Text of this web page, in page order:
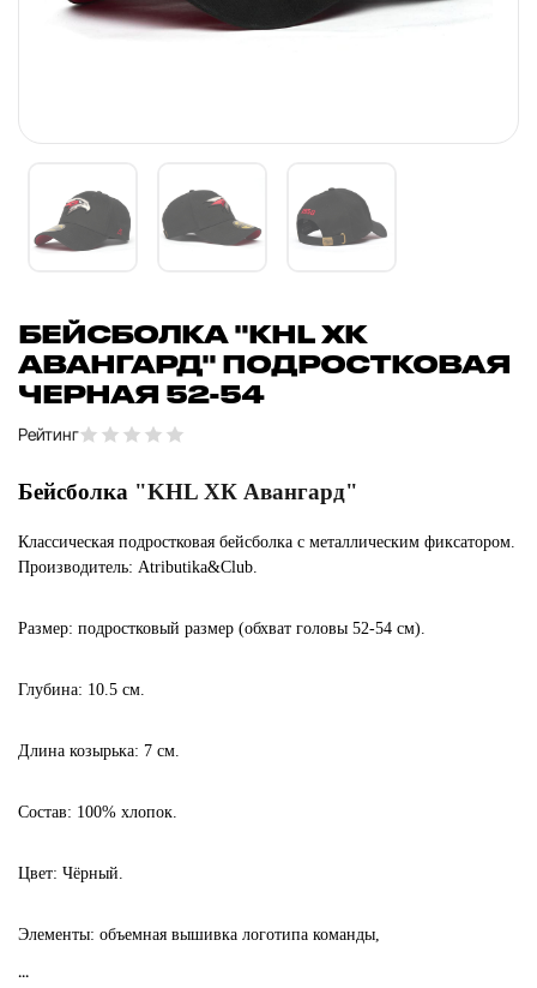
БЕЙСБОЛКА "KHL ХК
АВАНГАРД" ПОДРОСТКОВАЯ
ЧЕРНАЯ 52-54
Рейтинг
Бейсболка "KHL ХК Авангард"
Классическая подростковая бейсболка с металлическим фиксатором.
Производитель: Atributika&Club.
Размер: подростковый размер (обхват головы 52-54 см).
Глубина: 10.5 см.
Длина козырька: 7 см.
Состав: 100% хлопок.
Цвет: Чёрный.
Элементы: объемная вышивка логотипа команды,
...